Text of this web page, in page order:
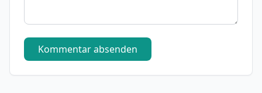
Kommentar absenden